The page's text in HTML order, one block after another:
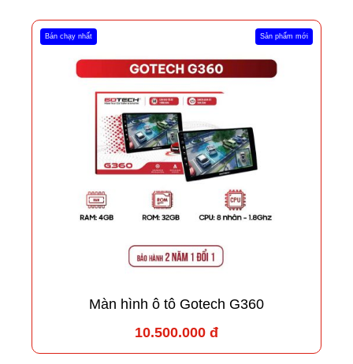
Bán chạy nhất Sản phẩm mới
Màn hình ô tô Gotech G360
10.500.000 đ